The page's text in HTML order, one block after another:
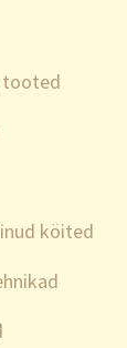
tooted
köited